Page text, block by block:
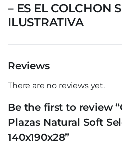
– ES EL COLCHON
ILUSTRATIVA
Reviews
There are no reviews yet.
Be the first to review
Plazas Natural Soft
140x190x28”